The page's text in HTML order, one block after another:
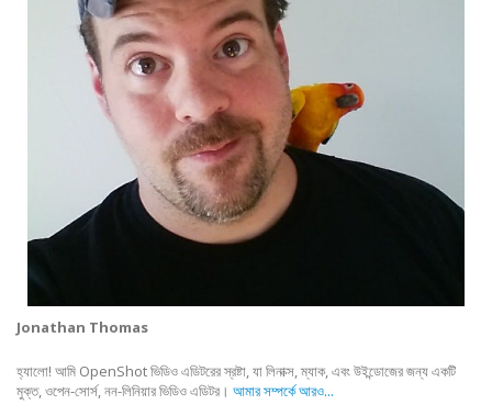
Jonathan Thomas
হ্যালো! আমি OpenShot ভিডিও এডিটরের স্রষ্টা, যা লিনাক্স, ম্যাক, এবং উইন্ডোজের জন্য একটি
মুক্ত, ওপেন-সোর্স, নন-লিনিয়ার ভিডিও এডিটর। আমার সম্পর্কে আরও...